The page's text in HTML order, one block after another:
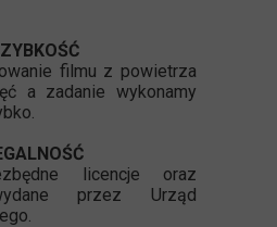
filmu z powietrza
a zadanie wykonamy
licencje oraz
przez Urząd